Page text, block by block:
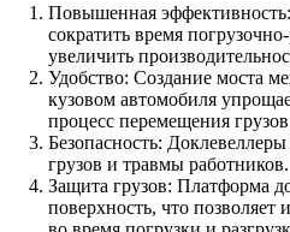
Повышенная
сократить время
увеличить
Удобство: Создание моста
кузовом автомобиля
процесс перемещения
Безопасность:
грузов и травмы работников.
Защита грузов: Платформа
поверхность, что позволяет